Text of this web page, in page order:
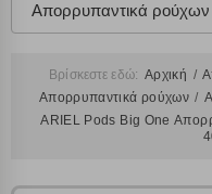
Απορρυπαντικά
Βρίσκεστε εδώ: Αρχική
Απορρυπαντικά ρούχων
ARIEL Pods Big One